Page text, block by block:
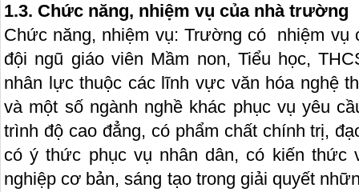
1.3. Chức năng, nhiệm vụ của nhà trường
Chức năng, nhiệm vụ: Trường có nhiệm vụ
đội ngũ giáo viên Mầm non, Tiểu học,
nhân lực thuộc các lĩnh vực văn hóa nghệ
và một số ngành nghề khác phục vụ yêu
trình độ cao đẳng, có phẩm chất chính trị,
có ý thức phục vụ nhân dân, có kiến thức
nghiệp cơ bản, sáng tạo trong giải quyết